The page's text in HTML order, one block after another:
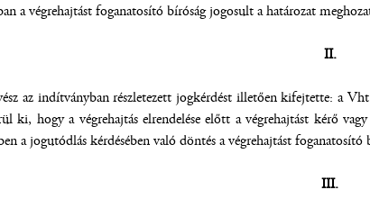
a végrehajtást foganatosító bíróság jogosult a határozat
II.
az indítványban részletezett jogkérdést illetően kifejtette: a
ki, hogy a végrehajtás elrendelése előtt a végrehajtást kérő
a jogutódlás kérdésében való döntés a végrehajtást foganatosító
III.